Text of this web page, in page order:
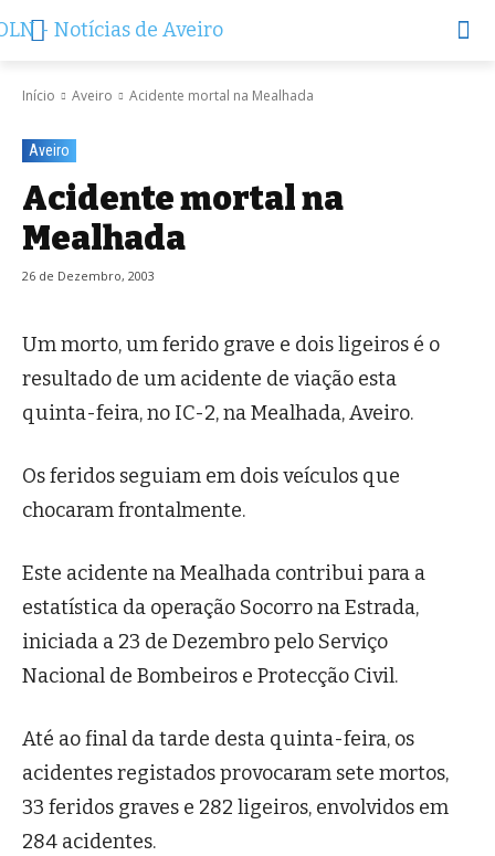
Início Aveiro Acidente mortal na Mealhada
Aveiro
Acidente mortal na
Mealhada
26 de Dezembro, 2003
Um morto, um ferido grave e dois ligeiros é o
resultado de um acidente de viação esta
quinta-feira, no IC-2, na Mealhada, Aveiro.
Os feridos seguiam em dois veículos que
chocaram frontalmente.
Este acidente na Mealhada contribui para a
estatística da operação Socorro na Estrada,
iniciada a 23 de Dezembro pelo Serviço
Nacional de Bombeiros e Protecção Civil.
Até ao final da tarde desta quinta-feira, os
acidentes registados provocaram sete mortos,
33 feridos graves e 282 ligeiros, envolvidos em
284 acidentes.